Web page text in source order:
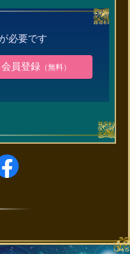
必要です
会員登録（無料）